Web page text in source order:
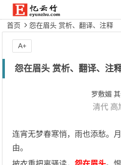
首页 怨在眉头 赏析、翻译、注释
怨在眉头 赏析、翻译、注
罗敷媚
清代 高
连宵无梦春寒悄，雨也添愁。
由。
A+